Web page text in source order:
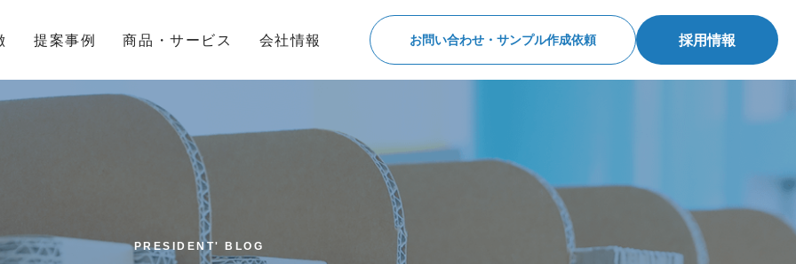
提案事例 商品・サービス 会社情報 お問い合わせ・サンプル作成依頼 採用情報
PRESIDENT' BLOG